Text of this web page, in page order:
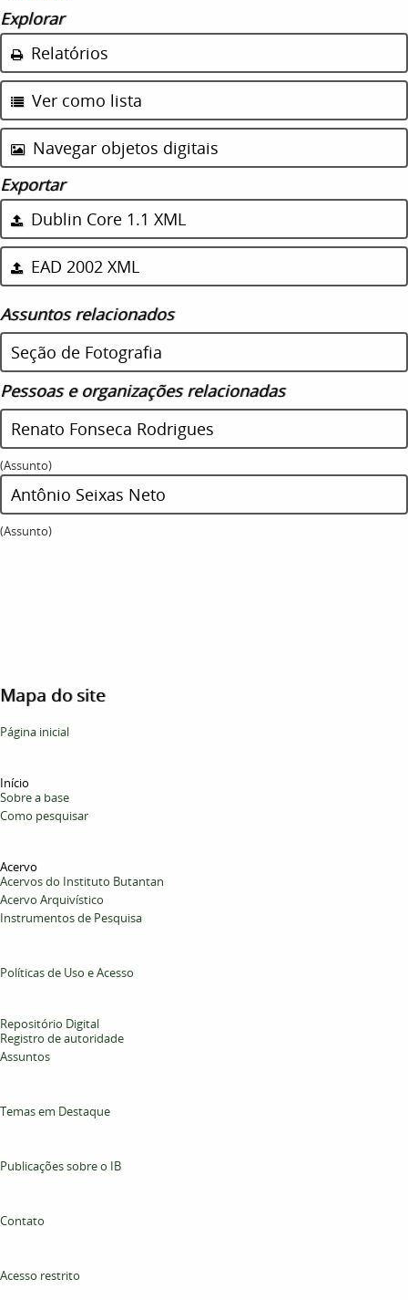
Explorar
Relatórios
Ver como lista
Navegar objetos digitais
Exportar
Dublin Core 1.1 XML
EAD 2002 XML
Assuntos relacionados
Seção de Fotografia
Pessoas e organizações relacionadas
Renato Fonseca Rodrigues
(Assunto)
Antônio Seixas Neto
(Assunto)
Mapa do site
Página inicial
Início
Sobre a base
Como pesquisar
Acervo
Acervos do Instituto Butantan
Acervo Arquivístico
Instrumentos de Pesquisa
Políticas de Uso e Acesso
Repositório Digital
Registro de autoridade
Assuntos
Temas em Destaque
Publicações sobre o IB
Contato
Acesso restrito